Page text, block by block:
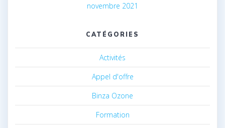
novembre 2021
CATÉGORIES
Activités
Appel d'offre
Binza Ozone
Formation